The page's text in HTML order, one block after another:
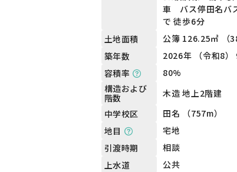
車 バス停田名バ
で 徒歩6分
土地面積 公簿 126.25㎡ （
築年数
2026年 （令和8）
容積率
80%
構造および
階数
木造 地上2階建
中学校区
田名 （757m）
地目
宅地
引渡時期
相談
上水道
公共